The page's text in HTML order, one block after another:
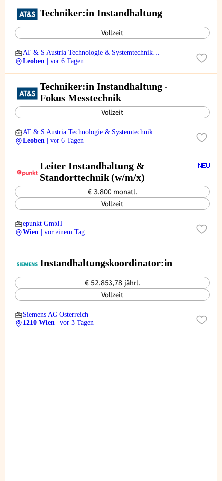
Techniker:in Instandhaltung
Vollzeit
AT & S Austria Technologie & Systemtechnik
Aktiengesellschaft
Leoben | vor 6 Tagen
Techniker:in Instandhaltung -
Fokus Messtechnik
Vollzeit
AT & S Austria Technologie & Systemtechnik
Aktiengesellschaft
Leoben | vor 6 Tagen
Leiter Instandhaltung &
Standorttechnik (w/m/x)
€ 3.800 monatl.
Vollzeit
epunkt GmbH
Wien
| vor einem Tag
Instandhaltungskoordinator:in
€ 52.853,78 jährl.
Vollzeit
Siemens AG Österreich
1210 Wien
| vor 3 Tagen